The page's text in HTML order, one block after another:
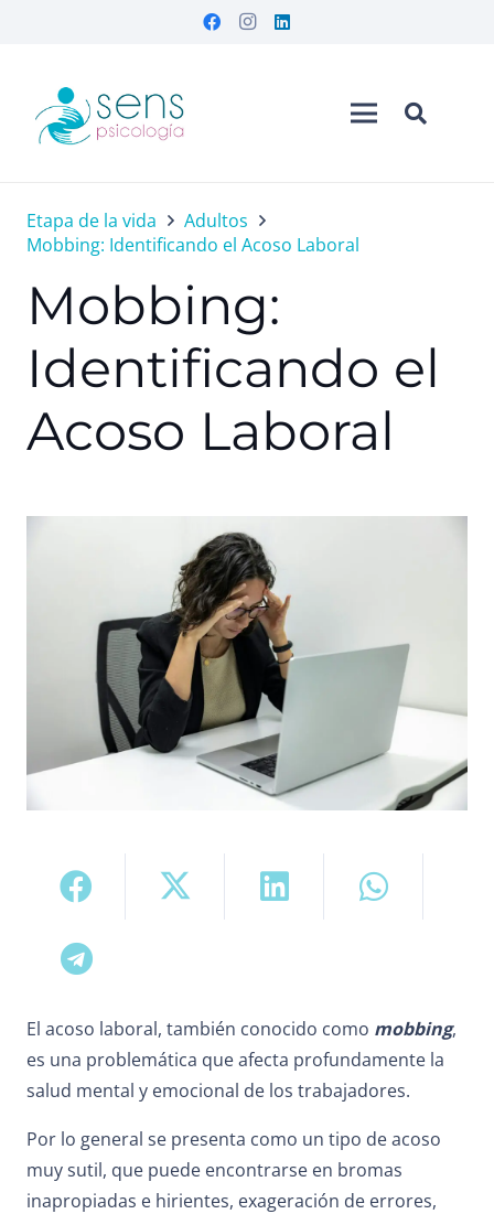
Etapa de la vida
Adultos
Mobbing: Identificando el Acoso Laboral
Mobbing:
Identificando el
Acoso Laboral
El acoso laboral, también conocido como mobbing,
es una problemática que afecta profundamente la
salud mental y emocional de los trabajadores.
Por lo general se presenta como un tipo de acoso
muy sutil, que puede encontrarse en bromas
inapropiadas e hirientes, exageración de errores,